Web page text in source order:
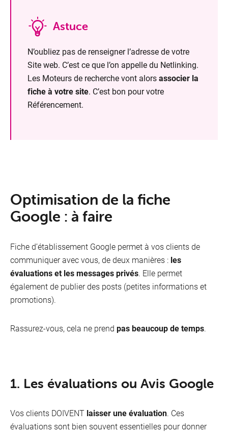
Astuce
N’oubliez pas de renseigner l’adresse de votre
Site web. C’est ce que l’on appelle du Netlinking.
Les Moteurs de recherche vont alorsassocier la
fiche à votre site. C’est bon pour votre
Référencement.
Optimisation de la fiche
Google : à faire
Fiche d’établissement Google permet à vos clients de
communiquer avec vous, de deux manières : les
évaluations et les messages privés. Elle permet
également de publier des posts (petites informations et
promotions).
Rassurez-vous, cela ne prend pas beaucoup de temps.
1. Les évaluations ou Avis Google
Vos clients DOIVENT laisser une évaluation. Ces
évaluations sont bien souvent essentielles pour donner